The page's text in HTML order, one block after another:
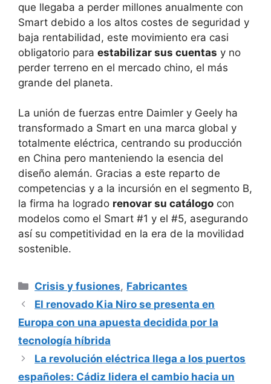
que llegaba a perder millones anualmente con
Smart debido a los altos costes de seguridad y
baja rentabilidad, este movimiento era casi
obligatorio para estabilizar sus cuentas y no
perder terreno en el mercado chino, el más
grande del planeta.
La unión de fuerzas entre Daimler y Geely ha
transformado a Smart en una marca global y
totalmente eléctrica, centrando su producción
en China pero manteniendo la esencia del
diseño alemán. Gracias a este reparto de
competencias y a la incursión en el segmento B,
la firma ha logrado renovar su catálogo con
modelos como el Smart #1 y el #5, asegurando
así su competitividad en la era de la movilidad
sostenible.
Categorías
Crisis y fusiones, Fabricantes
El renovado Kia Niro se presenta en
Europa con una apuesta decidida por la
tecnología híbrida
La revolución eléctrica llega a los puertos
españoles: Cádiz lidera el cambio hacia un